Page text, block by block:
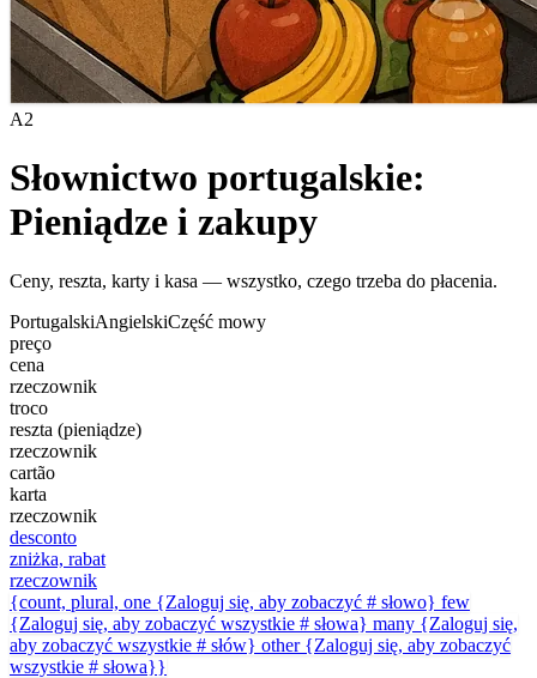
A2
Słownictwo portugalskie:
Pieniądze i zakupy
Ceny, reszta, karty i kasa — wszystko, czego trzeba do płacenia.
PortugalskiAngielskiCzęść mowy
preço
cena
rzeczownik
troco
reszta (pieniądze)
rzeczownik
cartão
karta
rzeczownik
desconto
zniżka, rabat
rzeczownik
{count, plural, one {Zaloguj się, aby zobaczyć # słowo} few
{Zaloguj się, aby zobaczyć wszystkie # słowa} many {Zaloguj się,
aby zobaczyć wszystkie # słów} other {Zaloguj się, aby zobaczyć
wszystkie # słowa}}